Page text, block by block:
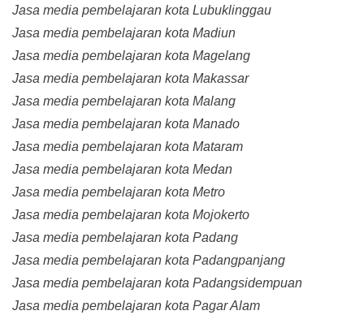
Jasa media pembelajaran kota Lubuklinggau
Jasa media pembelajaran kota Madiun
Jasa media pembelajaran kota Magelang
Jasa media pembelajaran kota Makassar
Jasa media pembelajaran kota Malang
Jasa media pembelajaran kota Manado
Jasa media pembelajaran kota Mataram
Jasa media pembelajaran kota Medan
Jasa media pembelajaran kota Metro
Jasa media pembelajaran kota Mojokerto
Jasa media pembelajaran kota Padang
Jasa media pembelajaran kota Padangpanjang
Jasa media pembelajaran kota Padangsidempuan
Jasa media pembelajaran kota Pagar Alam